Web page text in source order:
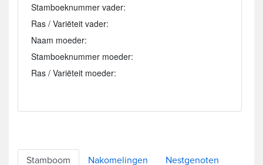
Stamboeknummer vader:
Ras / Variëteit vader:
Naam moeder:
Stamboeknummer moeder:
Ras / Variëteit moeder:
Stamboom Nakomelingen Nestgenoten